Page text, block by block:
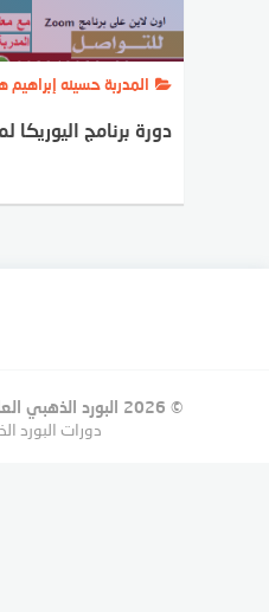
المدربة حسينه
دورة برنامج اليوريكا
© 2026 البورد الذهبي العالمي. من تطوير
دورات البورد